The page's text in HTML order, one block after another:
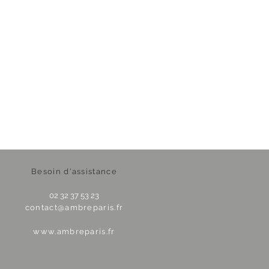
Besoin d'assistance
02 32 37 53 23
contact@ambreparis.fr
www.ambreparis.fr